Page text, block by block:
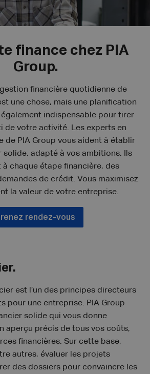
finance chez PIA
Group.
financière quotidienne de
une chose, mais une planification
indispensable pour tirer
de votre activité. Les experts en
de PIA Group vous aident à établir
solide, adapté à vos ambitions. Ils
à chaque étape financière, des
de crédit. Vous maximisez
la valeur de votre entreprise.
rendez-vous
est l’un des principes directeurs
pour une entreprise. PIA Group
solide qui vous donne
aperçu précis de tous vos coûts,
financières. Sur cette base,
autres, évaluer les projets
des dossiers pour convaincre les